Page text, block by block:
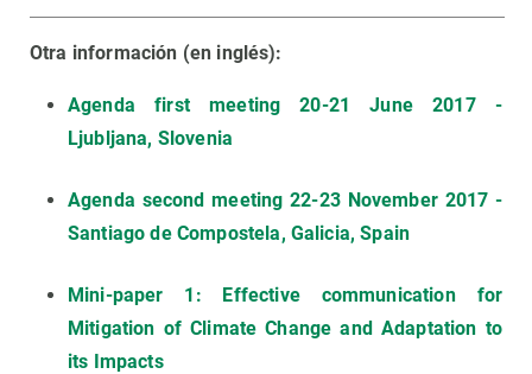
Otra información (en inglés):
Agenda first meeting 20-21 June 2017 -
Ljubljana, Slovenia
Agenda second meeting 22-23 November 2017 -
Santiago de Compostela, Galicia, Spain
Mini-paper 1: Effective communication for
Mitigation of Climate Change and Adaptation to
its Impacts